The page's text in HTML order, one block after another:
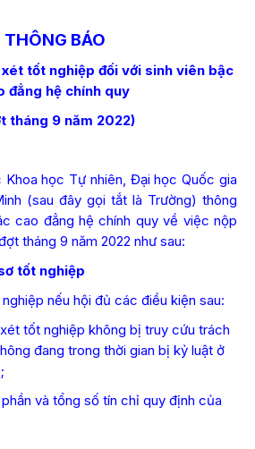
THÔNG BÁO
tốt nghiệp đối với sinh viên bậc
đẳng hệ chính quy
tháng 9 năm 2022)
học Tự nhiên, Đại học Quốc gia
(sau đây gọi tắt là Trường) thông
cao đẳng hệ chính quy về việc nộp
tháng 9 năm 2022 như sau:
tốt nghiệp
nếu hội đủ các điều kiện sau:
tốt nghiệp không bị truy cứu trách
đang trong thời gian bị kỷ luật ở
và tổng số tín chỉ quy định của